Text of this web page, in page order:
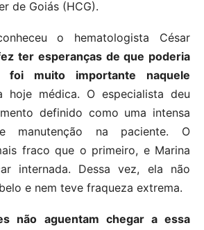
de Goiás (HCG).
o hematologista César
ter esperanças de que poderia
foi muito importante naquele
hoje médica. O especialista deu
definido como uma intensa
manutenção na paciente. O
fraco que o primeiro, e Marina
internada. Dessa vez, ela não
e nem teve fraqueza extrema.
não aguentam chegar a essa